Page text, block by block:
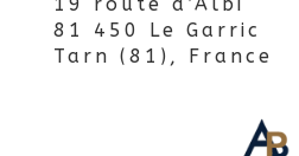
81 450 Le Garric
Tarn (81), France